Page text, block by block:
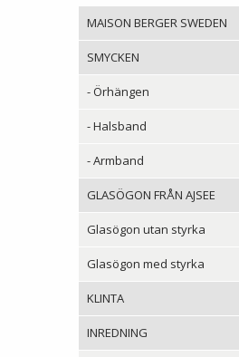
MAISON BERGER SWEDEN
SMYCKEN
- Örhängen
- Halsband
- Armband
GLASÖGON FRÅN AJSEE
Glasögon utan styrka
Glasögon med styrka
KLINTA
INREDNING